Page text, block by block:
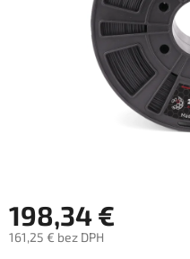
198,34 €
161,25 € bez DPH